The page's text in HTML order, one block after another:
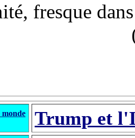
fresque
monde
Trump et